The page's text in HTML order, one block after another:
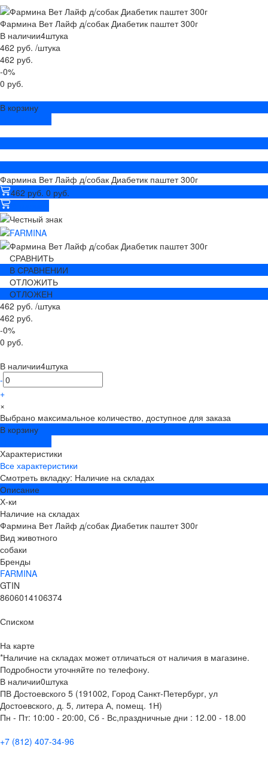
Фармина Вет Лайф д/собак Диабетик паштет 300г
В наличии4штука
462 руб. /штука
462 руб.
-0%
0 руб.
В корзину
Фармина Вет Лайф д/собак Диабетик паштет 300г
462 руб. 0 руб.
СРАВНИТЬ
В СРАВНЕНИИ
ОТЛОЖИТЬ
ОТЛОЖЕН
462 руб. /штука
462 руб.
-0%
0 руб.
В наличии4штука
-
+
×
Выбрано максимальное количество, доступное для заказа
В корзину
Характеристики
Все характеристики
Смотреть вкладку: Наличие на складах
Описание
Х-ки
Наличие на складах
Фармина Вет Лайф д/собак Диабетик паштет 300г
Вид животного
собаки
Бренды
FARMINA
GTIN
8606014106374
Списком
На карте
*Наличие на складах может отличаться от наличия в магазине.
Подробности уточняйте по телефону.
В наличии0штука
ПВ Достоевского 5 (191002, Город Санкт-Петербург, ул
Достоевского, д. 5, литера А, помещ. 1Н)
Пн - Пт: 10:00 - 20:00, Сб - Вс,праздничные дни : 12.00 - 18.00
+7 (812) 407-34-96